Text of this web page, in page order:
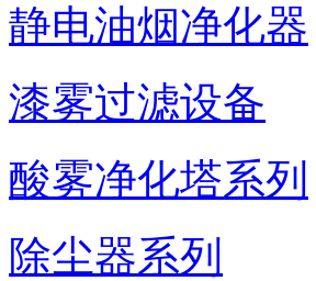
静电油烟净化器
漆雾过滤设备
酸雾净化塔系列
除尘器系列